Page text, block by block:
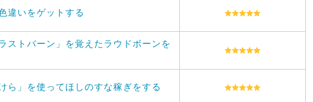
違いをゲットする
ストバーン」を覚えたラウドボーンを
ら」を使ってほしのすな稼ぎをする